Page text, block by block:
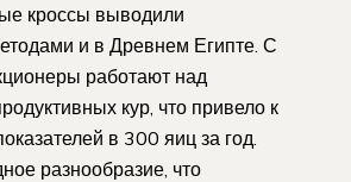
кроссы выводили
и в Древнем Египте. С
работают над
кур, что привело к
в 300 яиц за год.
разнообразие, что